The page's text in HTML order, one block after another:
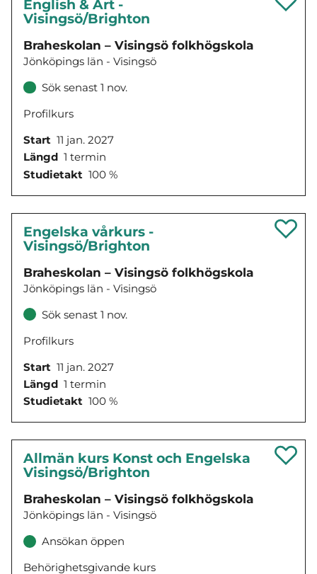
English & Art -
Visingsö/Brighton
Braheskolan – Visingsö folkhögskola
Jönköpings län - Visingsö
Sök senast 1 nov.
Profilkurs
Start 11 jan. 2027
Längd 1 termin
Studietakt 100 %
Engelska vårkurs -
Visingsö/Brighton
Braheskolan – Visingsö folkhögskola
Jönköpings län - Visingsö
Sök senast 1 nov.
Profilkurs
Start 11 jan. 2027
Längd 1 termin
Studietakt 100 %
Allmän kurs Konst och Engelska
Visingsö/Brighton
Braheskolan – Visingsö folkhögskola
Jönköpings län - Visingsö
Ansökan öppen
Behörighetsgivande kurs